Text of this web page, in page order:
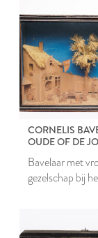
CORNELIS
OUDE OF DE
Bavelaar met
gezelschap bij